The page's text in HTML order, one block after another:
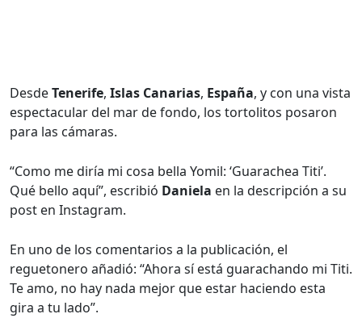
DesdeTenerife, Islas Canarias, España, y con una vista
espectacular del mar de fondo, los tortolitos posaron
para las cámaras.
“Como me diría mi cosa bella Yomil: ‘Guarachea Titi’.
Qué bello aquí”, escribió Daniela en la descripción a su
post en Instagram.
En uno de los comentarios a la publicación, el
reguetonero añadió: “Ahora sí está guarachando mi Titi.
Te amo, no hay nada mejor que estar haciendo esta
gira a tu lado”.